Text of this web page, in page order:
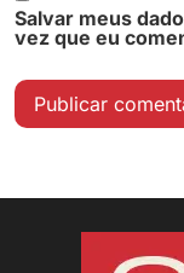
Salvar meus
vez que eu